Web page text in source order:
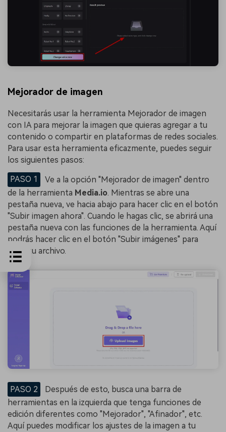
Mejorador de imagen
Necesitarás usar la herramienta Mejorador de imagen
con IA para mejorar la imagen que quieras agregar a tu
contenido o compartir en plataformas de redes sociales.
Para usar esta herramienta eficazmente, puedes seguir
los siguientes pasos:
PASO 1
Ve a la opción "Mejorador de imagen" dentro
de la herramienta Media.io. Mientras se abre una
pestaña nueva, ve hacia abajo para hacer clic en el botón
"Subir imagen ahora". Cuando le hagas clic, se abrirá una
pestaña nueva con las funciones de la herramienta. Aquí
podrás hacer clic en el botón "Subir imágenes" para
subir tu archivo.
PASO 2
Después de esto, busca una barra de
herramientas en la izquierda que tenga funciones de
edición diferentes como "Mejorador", "Afinador", etc.
Aquí puedes modificar los ajustes de la imagen a tu